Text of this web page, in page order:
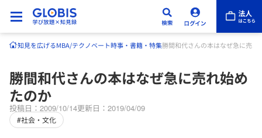
知見を広げるMBA/テクノベート時事・書籍・特集勝間和代さんの本はなぜ急に売れ
勝間和代さんの本はなぜ急に売れ始め
たのか
投稿日：2009/10/14更新日：2019/04/09
#社会・文化